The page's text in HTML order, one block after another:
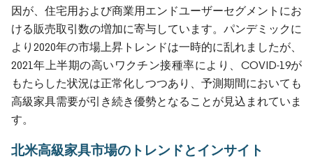
因が、住宅用および商業用エンドユーザーセグメントにお
ける販売取引数の増加に寄与しています。パンデミックに
より2020年の市場上昇トレンドは一時的に乱れましたが、
2021年上半期の高いワクチン接種率により、COVID-19が
もたらした状況は正常化しつつあり、予測期間においても
高級家具需要が引き続き優勢となることが見込まれていま
す。
北米高級家具市場のトレンドとインサイト